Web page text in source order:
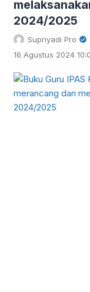
2024/2025
Supriyadi Pro
16 Agustus 2024